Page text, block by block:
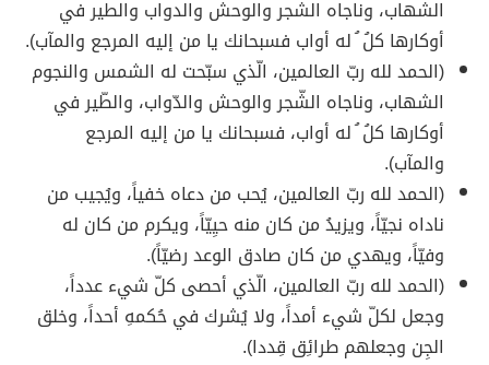
الشهاب، وناجاه الشجر والوحش والدواب والطير في
أوكارها كلُ ُ له أواب فسبحانك يا من إليه المرجع والمآب).
(الحمد لله ربّ العالمين، الّذي سبّحت له الشمس والنجوم
الشهاب، وناجاه الشّجر والوحش والدّواب، والطّير في
أوكارها كلُ ُ له أواب، فسبحانك يا من إليه المرجع
والمآب).
(الحمد لله ربّ العالمين، يُحب من دعاه خفياً، ويُجيب من
ناداه نجيّاً، ويزيدُ من كان منه حيِيّاً، ويكرم من كان له
وفيّاً، ويهدي من كان صادق الوعد رضيّاً).
(الحمد لله ربّ العالمين، الّذي أحصى كلّ شيء عدداً،
وجعل لكلّ شيء أمداً، ولا يُشرك في حُكمهِ أحداً، وخلق
الجِن وجعلهم طرائِق قِددا).